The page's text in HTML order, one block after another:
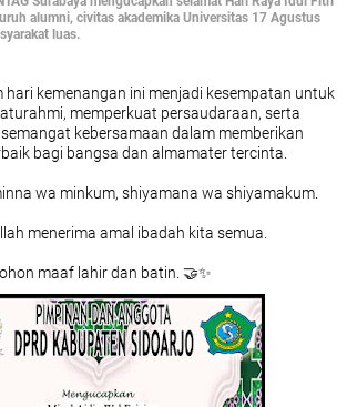
alumni, civitas akademika Universitas 17 Agustus
luas.
hari kemenangan ini menjadi kesempatan untuk
memperkuat persaudaraan, serta
kebersamaan dalam memberikan
bagi bangsa dan almamater tercinta.
wa minkum, shiyamana wa shiyamakum.
menerima amal ibadah kita semua.
maaf lahir dan batin. 🤝✨